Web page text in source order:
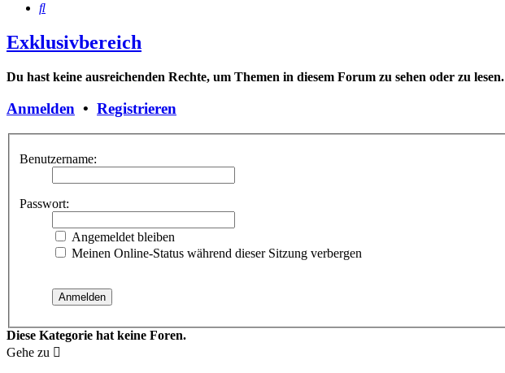
Suche
Exklusivbereich
Du hast keine ausreichenden Rechte, um Themen in diesem Forum zu sehen oder zu lesen.
Anmelden • Registrieren
Benutzername:
Passwort:
Angemeldet bleiben
Meinen Online-Status während dieser Sitzung verbergen
Diese Kategorie hat keine Foren.
Gehe zu